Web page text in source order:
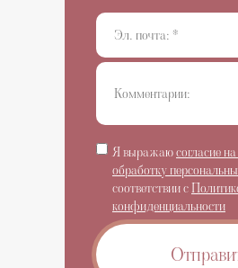
Я выражаюсогласие
обработку
соответствии с
конфиденциальности
и взять изысканные шторы
не устроили фасон, на других -
на этих ребят. Богатый
уже на следующий день.